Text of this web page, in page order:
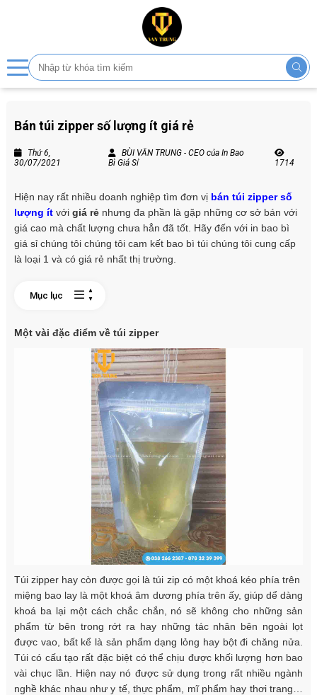
Bán túi zipper số lượng ít giá rẻ
Thứ 6,
30/07/2021
BÙI VĂN TRUNG - CEO của In Bao
Bì Giá Sỉ
1714
Hiện nay rất nhiều doanh nghiệp tìm đơn vị bán túi zipper số
lượng ít với giá rẻ nhưng đa phần là gặp những cơ sở bán với
giá cao mà chất lượng chưa hẳn đã tốt. Hãy đến với in bao bì
giá sỉ chúng tôi chúng tôi cam kết bao bì túi chúng tôi cung cấp
là loại 1 và có giá rẻ nhất thị trường.
Mục lục
Một vài đặc điểm về túi zipper
Túi zipper hay còn được gọi là túi zip có một khoá kéo phía trên
miệng bao lay là một khoá âm dương phía trên ấy, giúp dể dàng
khoá ba lại một cách chắc chắn, nó sẽ không cho những sản
phẩm từ bên trong rớt ra hay những tác nhân bên ngoài lọt
được vao, bất kể là sản phẩm dạng lỏng hay bột đi chăng nửa.
Túi có cấu tạo rất đặc biệt có thể chịu được khối lượng hơn bao
vài chục lần. Hiện nay nó được sử dụng trong rất nhiều ngành
nghề khác nhau như y tế, thực phẩm, mĩ phẩm hay thơi trang…